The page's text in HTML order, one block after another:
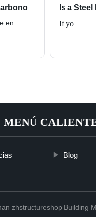
en
Is a
If yo
MENÚ
Blog
zhstructureshop Building